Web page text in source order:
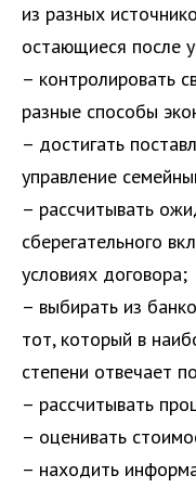
из разных
остающиеся после
– контролировать
разные способы
– достигать
управление
– рассчитывать
сберегательного
условиях договора;
– выбирать из
тот, который в
степени отвечает
– рассчитывать
– оценивать
– находить